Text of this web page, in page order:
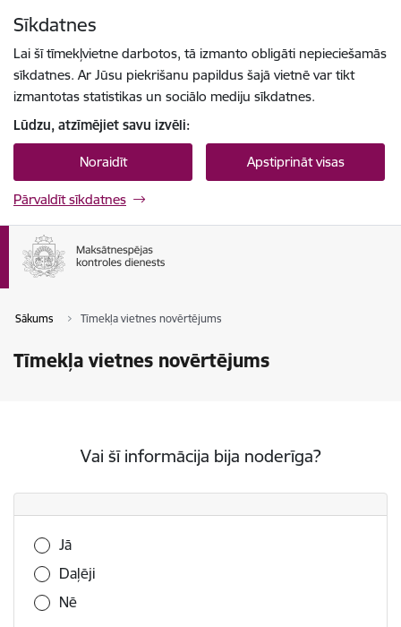
Sīkdatnes
Lai šī tīmekļvietne darbotos, tā izmanto obligāti nepieciešamās
sīkdatnes. Ar Jūsu piekrišanu papildus šajā vietnē var tikt
izmantotas statistikas un sociālo mediju sīkdatnes.
Lūdzu, atzīmējiet savu izvēli:
Noraidīt Apstiprināt visas
Pārvaldīt sīkdatnes
Sākums Tīmekļa vietnes novērtējums
Tīmekļa vietnes novērtējums
Vai šī informācija bija noderīga?
Vai šī informācija bija noderīga?
Jā
Daļēji
Nē